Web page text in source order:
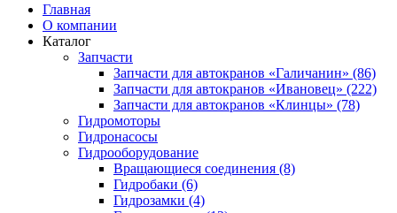
Главная
О компании
Каталог
Запчасти
Запчасти для автокранов «Галичанин» (86)
Запчасти для автокранов «Ивановец» (222)
Запчасти для автокранов «Клинцы» (78)
Гидромоторы
Гидронасосы
Гидрооборудование
Вращающиеся соединения (8)
Гидробаки (6)
Гидрозамки (4)